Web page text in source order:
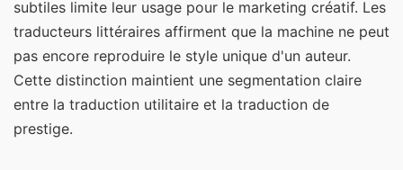
subtiles limite leur usage pour le marketing créatif. Les
traducteurs littéraires affirment que la machine ne peut
pas encore reproduire le style unique d'un auteur.
Cette distinction maintient une segmentation claire
entre la traduction utilitaire et la traduction de
prestige.